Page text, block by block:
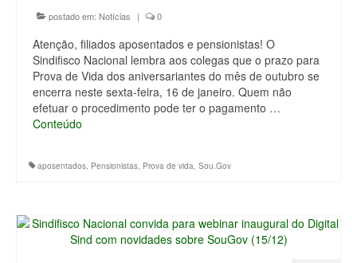
postado em: Notícias | 0
Atenção, filiados aposentados e pensionistas! O
Sindifisco Nacional lembra aos colegas que o prazo para
Prova de Vida dos aniversariantes do mês de outubro se
encerra neste sexta-feira, 16 de janeiro. Quem não
efetuar o procedimento pode ter o pagamento …
Conteúdo
aposentados, Pensionistas, Prova de vida, Sou.Gov